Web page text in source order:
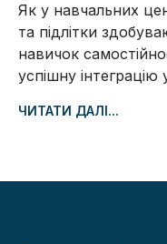
Як у навчальних
та підлітки
навичок
успішну інтеграцію
ЧИТАТИ ДАЛІ...